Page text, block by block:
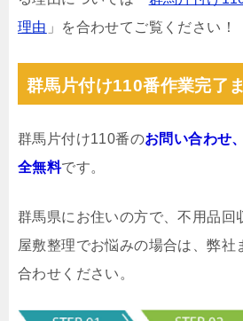
理由 」を合わせてご覧ください！
群馬片付け110番作業完了
群馬片付け110番のお問い合わせ
全無料です。
群馬県にお住いの方で、不用品回
屋敷整理でお悩みの場合は、弊社
合わせください。